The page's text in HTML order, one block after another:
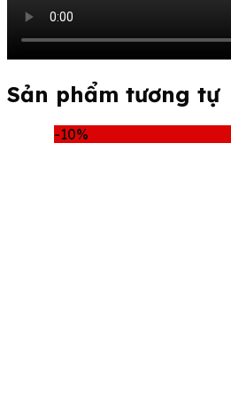
Sản phẩm tương tự
-10%